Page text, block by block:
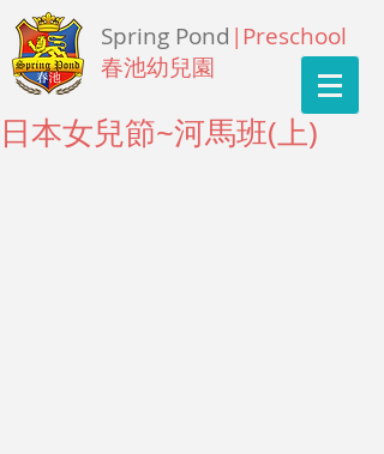
Spring Pond |Preschool
春池幼兒園
日本女兒節~河馬班(上)